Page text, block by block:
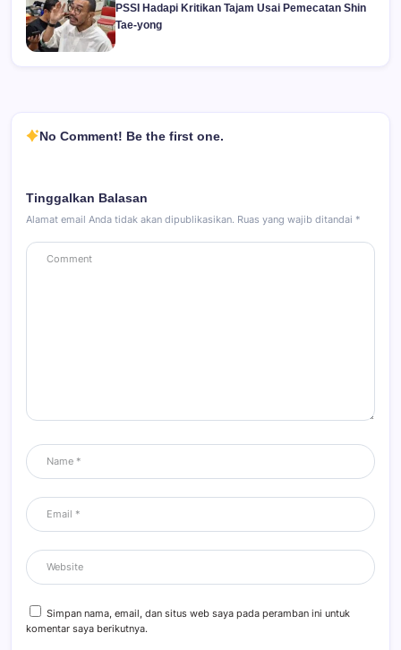
PSSI Hadapi Kritikan Tajam Usai Pemecatan Shin
Tae-yong
No Comment! Be the first one.
Tinggalkan Balasan
Alamat email Anda tidak akan dipublikasikan. Ruas yang wajib ditandai *
Simpan nama, email, dan situs web saya pada peramban ini untuk
komentar saya berikutnya.